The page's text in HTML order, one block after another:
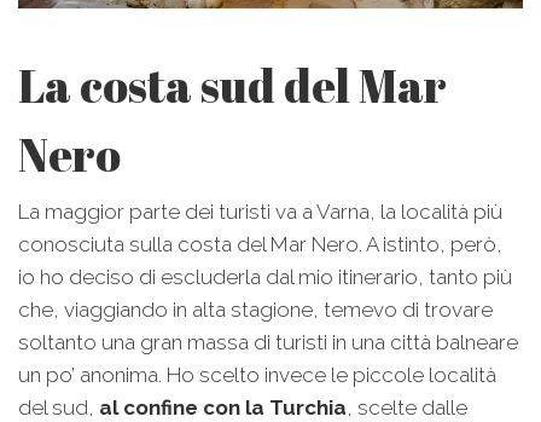
La costa sud del Mar
Nero
La maggior parte dei turisti va a Varna, la località più
conosciuta sulla costa del Mar Nero. A istinto, però,
io ho deciso di escluderla dal mio itinerario, tanto più
che, viaggiando in alta stagione, temevo di trovare
soltanto una gran massa di turisti in una città balneare
un po’ anonima. Ho scelto invece le piccole località
del sud, al confine con la Turchia, scelte dalle